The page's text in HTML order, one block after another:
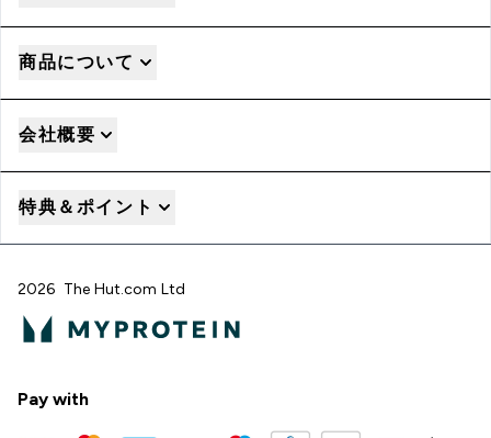
商品について
会社概要
特典＆ポイント
2026 The Hut.com Ltd
Pay with